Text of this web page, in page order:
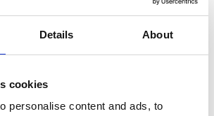
Details About
cookies
personalise content and ads, to
ρομαντισμό της πέρλας με το
twisted κρίκου. Το επιχρυσωμένο
ενώ η κρεμαστή πέρλα
φίνα κίνηση που εντυπωσιάζει με